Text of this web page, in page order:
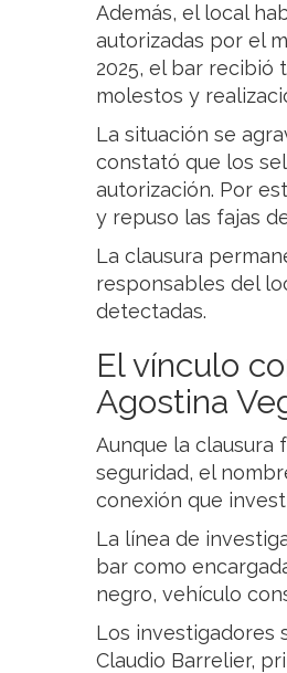
Además, el local
autorizadas por el
2025, el bar recibió
molestos y
La situación se
constató que los
autorización. Por
y repuso las fajas
La clausura
responsables del
detectadas.
El vínculo
Agostina
Aunque la clausura
seguridad, el
conexión que
La línea de
bar como
negro, vehículo
Los investigadores
Claudio Barrelier,